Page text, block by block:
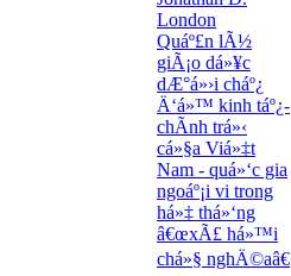
London
Quáº£n lÃ½
giÃ¡o dá»¥c
dÆ°á»›i cháº¿
Ä‘á»™ kinh táº¿-
chÃ­nh trá»‹
cá»§a Viá»‡t
Nam - quá»‘c gia
ngoáº¡i vi trong
há»‡ thá»‘ng
â€œxÃ£ há»™i
chá»§ nghÄ©aâ€